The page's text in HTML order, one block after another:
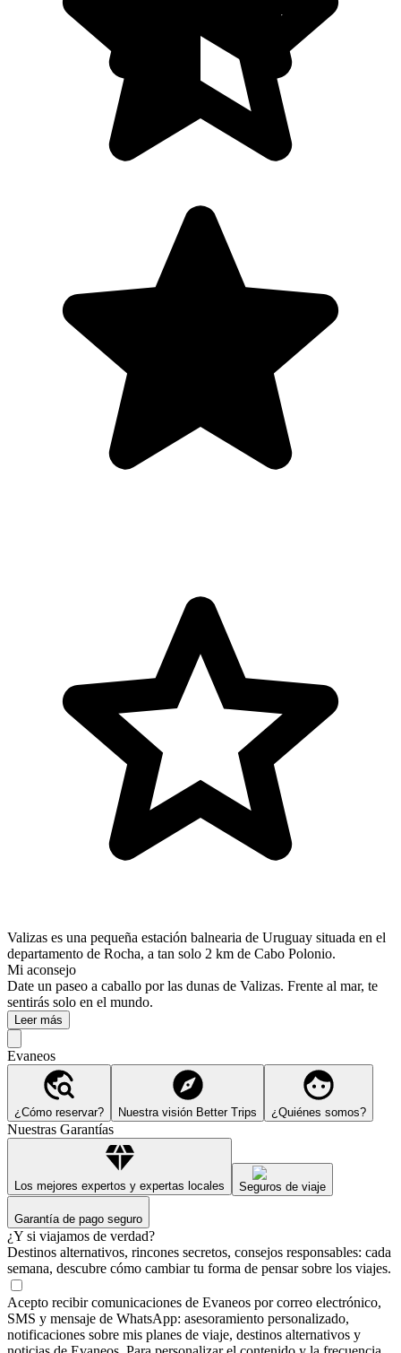
Valizas es una pequeña estación balnearia de Uruguay situada en el
departamento de Rocha, a tan solo 2 km de Cabo Polonio.
Mi aconsejo
Date un paseo a caballo por las dunas de Valizas. Frente al mar, te
sentirás solo en el mundo.
Leer más
Evaneos
¿Cómo reservar? Nuestra visión Better Trips ¿Quiénes somos?
Nuestras Garantías
Los mejores expertos y expertas locales Seguros de viaje
Garantía de pago seguro
¿Y si viajamos de verdad?
Destinos alternativos, rincones secretos, consejos responsables: cada
semana, descubre cómo cambiar tu forma de pensar sobre los viajes.
Acepto recibir comunicaciones de Evaneos por correo electrónico,
SMS y mensaje de WhatsApp: asesoramiento personalizado,
notificaciones sobre mis planes de viaje, destinos alternativos y